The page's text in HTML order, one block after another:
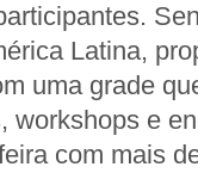
Latina,
uma grade
workshops e
com mais